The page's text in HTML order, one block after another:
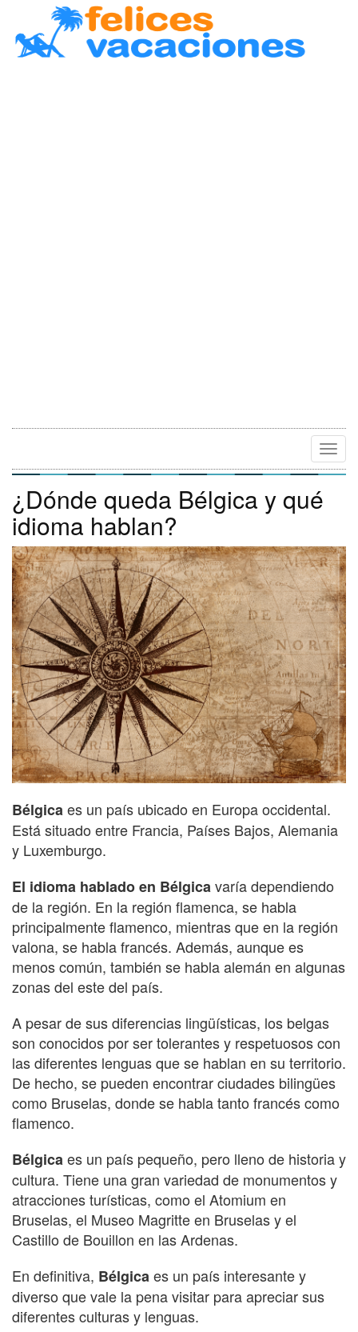
¿Dónde queda Bélgica y qué
idioma hablan?
Bélgicaes un país ubicado en Europa occidental.
Está situado entre Francia, Países Bajos, Alemania
y Luxemburgo.
El idioma hablado en Bélgicavaría dependiendo
de la región. En la región flamenca, se habla
principalmente flamenco, mientras que en la región
valona, se habla francés. Además, aunque es
menos común, también se habla alemán en algunas
zonas del este del país.
A pesar de sus diferencias lingüísticas, los belgas
son conocidos por ser tolerantes y respetuosos con
las diferentes lenguas que se hablan en su territorio.
De hecho, se pueden encontrar ciudades bilingües
como Bruselas, donde se habla tanto francés como
flamenco.
Bélgicaes un país pequeño, pero lleno de historia y
cultura. Tiene una gran variedad de monumentos y
atracciones turísticas, como el Atomium en
Bruselas, el Museo Magritte en Bruselas y el
Castillo de Bouillon en las Ardenas.
En definitiva, Bélgicaes un país interesante y
diverso que vale la pena visitar para apreciar sus
diferentes culturas y lenguas.